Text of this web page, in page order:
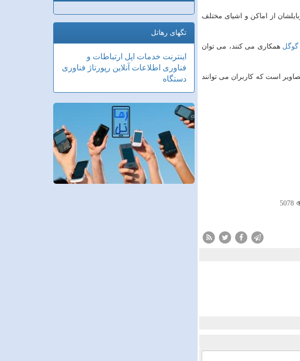
از اماكن و اشیای مختلف
گوگل همكاری می كنند، می توان
است كه كاربران می توانند
5078
تگهای رهاتل
اینترنت خدمات اپل ارتباطات و
فناوری اطلاعات آنلاین رپورتاژ فناوری
دستگاه